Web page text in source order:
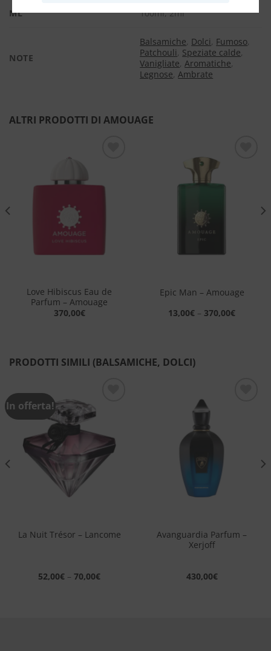
ML 100ml, 2ml
NOTE
Balsamiche, Dolci, Fumoso,
Patchouli, Speziate calde,
Vanigliate, Aromatiche,
Legnose, Ambrate
ALTRI PRODOTTI DI AMOUAGE
Love Hibiscus Eau de
Parfum – Amouage
370,00€
alla lista
Epic Man – Amouage
13,00€ – 370,00€
PRODOTTI SIMILI (BALSAMICHE, DOLCI)
In offerta!
Aggiungi
dei
desideri
La Nuit Trésor – Lancome
52,00€ – 70,00€
desideri
Avanguardia Parfum –
Xerjoff
430,00€